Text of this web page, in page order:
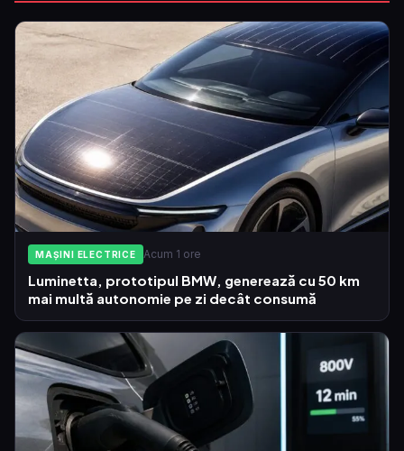
MAȘINI ELECTRICE Acum 1 ore
Luminetta, prototipul BMW, generează cu 50 km
mai multă autonomie pe zi decât consumă